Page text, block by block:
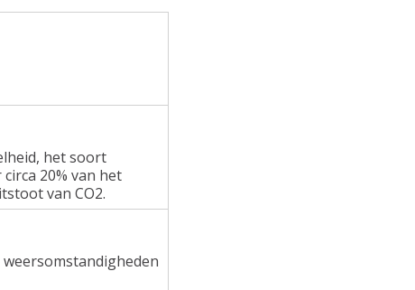
het soort
20% van het
van CO2.